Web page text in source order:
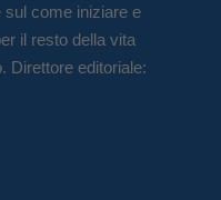
sul come iniziare e
il resto della vita
Direttore editoriale: